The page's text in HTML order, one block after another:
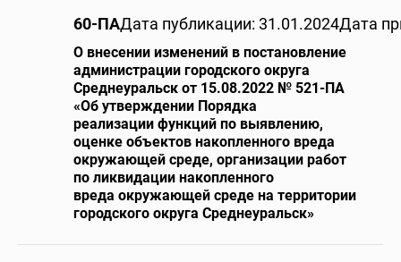
60-ПАДата публикации: 31.01.2024Дата
О внесении изменений в постановление
администрации городского округа
Среднеуральск от 15.08.2022 № 521-ПА
«Об утверждении Порядка
реализации функций по выявлению,
оценке объектов накопленного вреда
окружающей среде, организации работ
по ликвидации накопленного
вреда окружающей среде на территории
городского округа Среднеуральск»